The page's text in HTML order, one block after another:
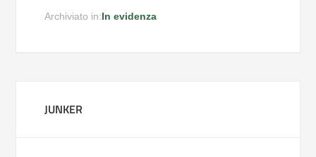
Archiviato in:In evidenza
JUNKER